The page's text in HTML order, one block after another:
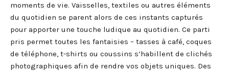
moments de vie. Vaisselles, textiles ou autres éléments
du quotidien se parent alors de ces instants capturés
pour apporter une touche ludique au quotidien. Ce parti
pris permet toutes les fantaisies – tasses à café, coques
de téléphone, t-shirts ou coussins s’habillent de clichés
photographiques afin de rendre vos objets uniques. Des